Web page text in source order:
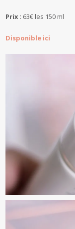
Prix : 63€ les 150 ml
Disponible ici